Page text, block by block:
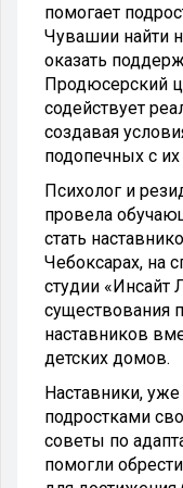
помогает
Чувашии найти
оказать
Продюсерский
содействует
создавая
подопечных с
Психолог и
провела
стать
Чебоксарах, на
студии
существования
наставников
детских домов.
Наставники,
подростками
советы по
помогли